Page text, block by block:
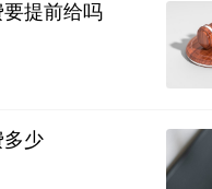
提前给吗
多少